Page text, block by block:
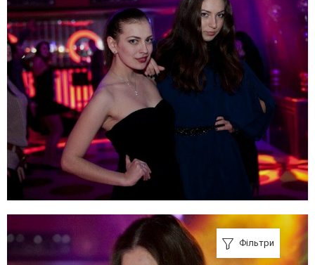
Фільтри